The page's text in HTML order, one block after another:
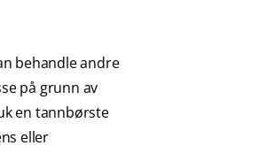
behandle andre
på grunn av
en tannbørste
eller